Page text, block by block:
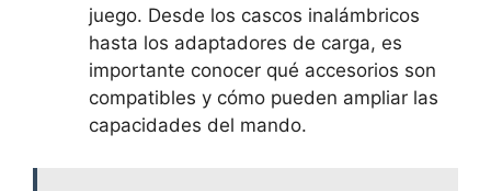
juego. Desde los cascos inalámbricos
hasta los adaptadores de carga, es
importante conocer qué accesorios son
compatibles y cómo pueden ampliar las
capacidades del mando.